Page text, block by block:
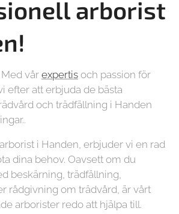
arborist
vår expertis och passion för
efter att erbjuda de bästa
och trädfällning i Handen
i Handen, erbjuder vi en rad
dina behov. Oavsett om du
beskärning, trädfällning,
rådgivning om trädvård, är vårt
arborister redo att hjälpa till.